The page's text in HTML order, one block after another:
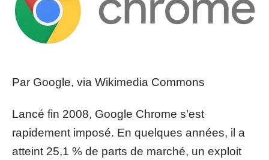
Par Google, via Wikimedia Commons
Lancé fin 2008, Google Chrome s’est
rapidement imposé. En quelques années, il a
atteint 25,1 % de parts de marché, un exploit